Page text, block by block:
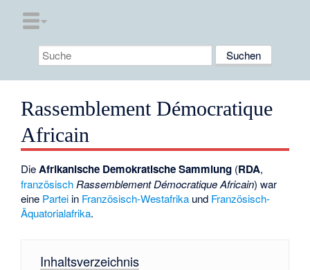
Rassemblement Démocratique
Africain
DieAfrikanische Demokratische Sammlung (RDA,
französisch Rassemblement Démocratique Africain) war
eine Partei in Französisch-Westafrika und Französisch-
Äquatorialafrika.
Inhaltsverzeichnis